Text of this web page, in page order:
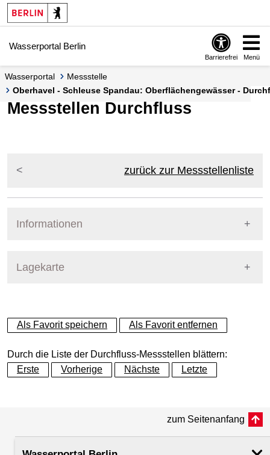
Springe zur Navigation
Springe zum Inhalt
Wasserportal Berlin
Barrierefrei Menü
Wasserportal
Messstelle
Oberhavel - Schleuse Spandau: Oberflächengewässer -
Messstellen Durchfluss
zurück zur Messstellenliste
Informationen
Lagekarte
+
−
Als Favorit speichern Als Favorit entfernen
Durch die Liste der Durchfluss-Messstellen blättern:
Erste
Vorherige Nächste Letzte
zum Seitenanfang